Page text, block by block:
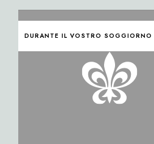
DURANTE IL VOSTRO SOGGIORNO